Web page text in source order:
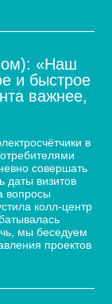
«Наш
и быстрое
важнее,
в
совершать
даты визитов
вопросы
колл-центр
мы беседуем
проектов